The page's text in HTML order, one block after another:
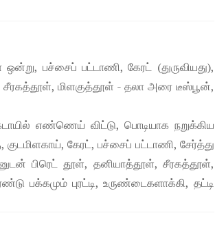
பச்சைப் பட்டாணி, கேரட் (துருவியது),
சீரகத்தூள், மிளகுத்தூள் - தலா அரை டீஸ்பூன்,
எண்ணெய் விட்டு, பொடியாக நறுக்கிய
கேரட், பச்சைப் பட்டாணி, சேர்த்து
பிரெட் தூள், தனியாத்தூள், சீரகத்தூள்,
பக்கமும் புரட்டி, உருண்டைகளாக்கி, தட்டி